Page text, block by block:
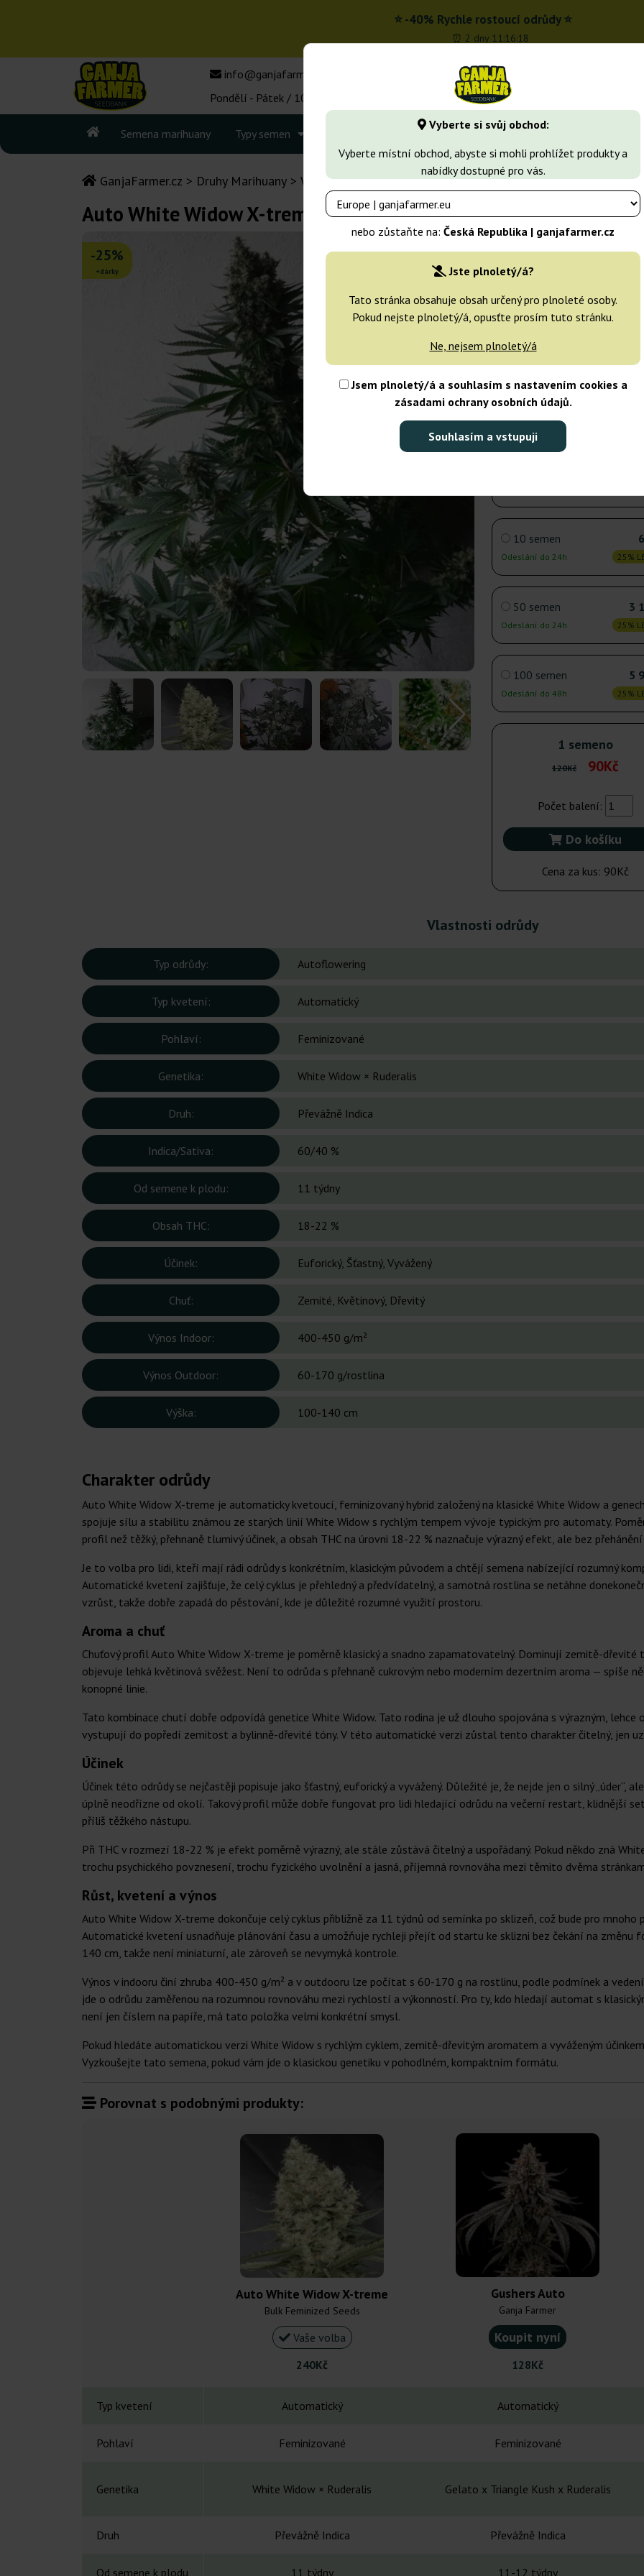
Vyberte si svůj obchod:
Vyberte místní obchod, abyste si mohli prohlížet produkty a
nabídky dostupné pro vás.
nebo zůstaňte na: Česká Republika | ganjafarmer.cz
Jste plnoletý/á?
Tato stránka obsahuje obsah určený pro plnoleté osoby.
Pokud nejste plnoletý/á, opusťte prosím tuto stránku.
Ne, nejsem plnoletý/á
Jsem plnoletý/á a souhlasím s nastavením cookies a
zásadami ochrany osobních údajů.
Souhlasím a vstupuji
⭐ -40% Rychle rostoucí odrůdy ⭐
⏰ 2 dny 11:16:17
info@ganjafarmer.cz
Pondělí - Pátek / 10:00 - 16:00
Semena marihuany Typy semen Druhy marihuany
GanjaFarmer.cz Druhy Marihuany White Widow Auto White Widow X-treme
Auto White Widow X-treme Bulk Feminized Seeds
-25%
+dárky
Chovatelé:
Bulk Feminized Seeds
Originální balení:
Odeslání do 24h 25%
3 semena
Odeslání do 24h 25%
25%
10 semen
Odeslání do 24h 25%
50 semen
Odeslání do 24h
3
25%
100 semen
Odeslání do 48h
5
25%
1 semeno
120Kč 90Kč
Počet balení:
Do košíku
Cena za kus: 90Kč
Vlastnosti odrůdy
Typ odrůdy: Autoflowering
Typ kvetení: Automatický
Pohlaví: Feminizované
Genetika: White Widow × Ruderalis
Druh: Převážně Indica
Indica/Sativa: 60/40 %
Od semene k plodu: 11 týdny
Obsah THC: 18-22 %
Účinek: Euforický, Šťastný, Vyvážený
Chuť: Zemité, Květinový, Dřevitý
Výnos Indoor: 400-450 g/m²
Výnos Outdoor: 60-170 g/rostlina
Výška: 100-140 cm
Charakter odrůdy
Auto White Widow X-treme je automaticky kvetoucí, feminizovaný hybrid založený na klasické White Widow a
spojuje sílu a stabilitu známou ze starých linií White Widow s rychlým tempem vývoje typickým pro automaty.
profil než těžký, přehnaně tlumivý účinek, a obsah THC na úrovni 18-22 % naznačuje výrazný efekt, ale bez
Je to volba pro lidi, kteří mají rádi odrůdy s konkrétním, klasickým původem a chtějí semena nabízející rozumný
Automatické kvetení zajišťuje, že celý cyklus je přehledný a předvídatelný, a samotná rostlina se netáhne
vzrůst, takže dobře zapadá do pěstování, kde je důležité rozumné využití prostoru.
Aroma a chuť
Chuťový profil Auto White Widow X-treme je poměrně klasický a snadno zapamatovatelný. Dominují zemitě-dřevité
objevuje lehká květinová svěžest. Není to odrůda s přehnaně cukrovým nebo moderním dezertním aroma — spíše
konopné linie.
Tato kombinace chutí dobře odpovídá genetice White Widow. Tato rodina je už dlouho spojována s výrazným,
vystupují do popředí zemitost a bylinně-dřevité tóny. V této automatické verzi zůstal tento charakter čitelný, jen
Účinek
Účinek této odrůdy se nejčastěji popisuje jako šťastný, euforický a vyvážený. Důležité je, že nejde jen o silný „úder“,
úplně neodřízne od okolí. Takový profil může dobře fungovat pro lidi hledající odrůdu na večerní restart, klidnější
příliš těžkého nástupu.
Při THC v rozmezí 18-22 % je efekt poměrně výrazný, ale stále zůstává čitelný a uspořádaný. Pokud někdo zná
trochu psychického povznesení, trochu fyzického uvolnění a jasná, příjemná rovnováha mezi těmito dvěma
Růst, kvetení a výnos
Auto White Widow X-treme dokončuje celý cyklus přibližně za 11 týdnů od semínka po sklizeň, což bude pro
Automatické kvetení usnadňuje plánování času a umožňuje rychleji přejít od startu ke sklizni bez čekání na změnu
140 cm, takže není miniaturní, ale zároveň se nevymyká kontrole.
Výnos v indooru činí zhruba 400-450 g/m² a v outdooru lze počítat s 60-170 g na rostlinu, podle podmínek a
jde o odrůdu zaměřenou na rozumnou rovnováhu mezi rychlostí a výkonností. Pro ty, kdo hledají automat s
není jen číslem na papíře, má tato položka velmi konkrétní smysl.
Pokud hledáte automatickou verzi White Widow s rychlým cyklem, zemitě-dřevitým aromatem a vyváženým
Vyzkoušejte tato semena, pokud vám jde o klasickou genetiku v pohodlném, kompaktním formátu.
Porovnat s podobnými produkty:
Auto White Widow X-treme
Bulk Feminized Seeds
Vaše volba
240Kč
Gushers Auto
Ganja Farmer
Koupit nyní
128Kč
Typ kvetení Automatický Automatický
Pohlaví Feminizované Feminizované
Genetika White Widow × Ruderalis Gelato x Triangle Kush x Ruderalis
Druh Převážně Indica Převážně Indica
Od semene k plodu 11 týdny 11-12 týdny